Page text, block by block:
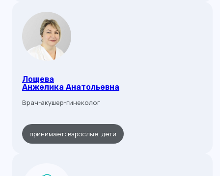
Лощева
Анжелика Анатольевна
Врач-акушер-гинеколог
принимает: взрослые, дети